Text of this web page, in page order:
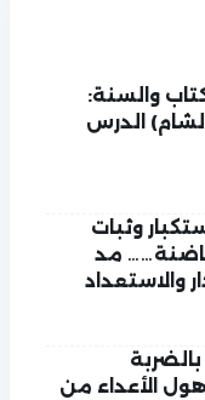
والسنة:
الدرس
وثبات
مد
والاستعداد
الأعداء من